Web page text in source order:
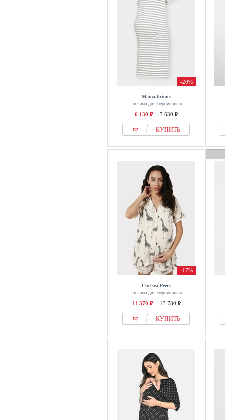
-20%
Mama.licious
Пижама для беременных
6 130 ₽ 7 630 ₽
КУПИТЬ
-17%
Chelsea Peers
Пижама для беременных
11 370 ₽ 13 780 ₽
КУПИТЬ